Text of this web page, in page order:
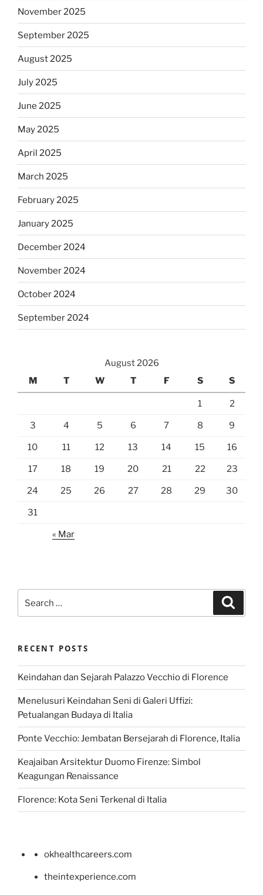
November 2025
September 2025
August 2025
July 2025
June 2025
May 2025
April 2025
March 2025
February 2025
January 2025
December 2024
November 2024
October 2024
September 2024
August 2026
M
T W T F S S
1 2
3 4 5 6 7 8 9
10 11 12 13 14 15 16
17 18 19 20 21 22 23
24 25 26 27 28 29 30
31
« Mar
for:
RECENT POSTS
Keindahan dan Sejarah Palazzo Vecchio di Florence
Menelusuri Keindahan Seni di Galeri Uffizi:
Petualangan Budaya di Italia
Ponte Vecchio: Jembatan Bersejarah di Florence, Italia
Keajaiban Arsitektur Duomo Firenze: Simbol
Keagungan Renaissance
Florence: Kota Seni Terkenal di Italia
okhealthcareers.com
theintexperience.com